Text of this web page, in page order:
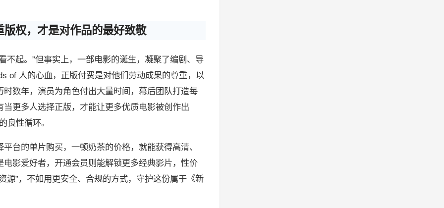
权，才是对作品的最好致敬
不起。”但事实上，一部电影的诞生，凝聚了编剧、导
of 人的心血，正版付费是对他们劳动成果的尊重，以
数年，演员为角色付出大量时间，幕后团队打造每
更多人选择正版，才能让更多优质电影被创作出
良性循环。
台的单片购买，一顿奶茶的价格，就能获得高清、
影爱好者，开通会员则能解锁更多经典影片，性价
源”，不如用更安全、合规的方式，守护这份属于《新